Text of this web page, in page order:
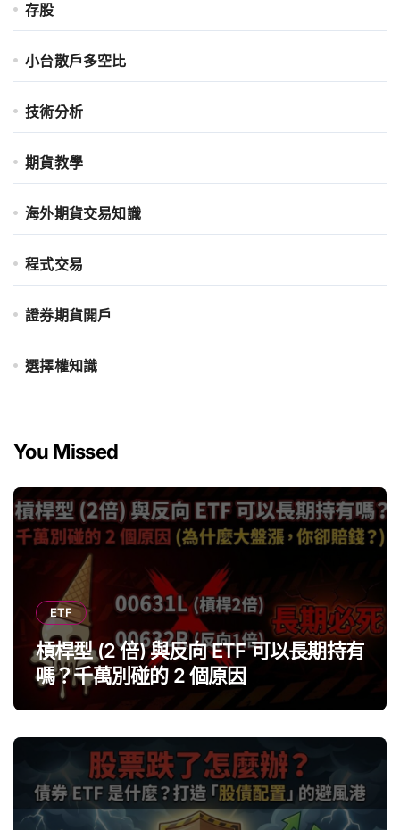
存股
小台散戶多空比
技術分析
期貨教學
海外期貨交易知識
程式交易
證券期貨開戶
選擇權知識
You Missed
ETF
槓桿型 (2 倍) 與反向 ETF 可以長期持有
嗎？千萬別碰的 2 個原因